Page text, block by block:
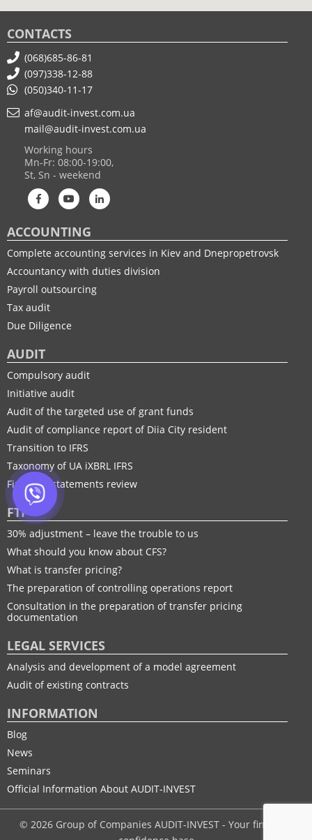
CONTACTS
(068)685-86-81
(097)338-12-88
(050)340-11-17
af@audit-invest.com.ua
mail@audit-invest.com.ua
Working hours
Mn-Fr: 08:00-19:00,
St, Sn - weekend
ACCOUNTING
Complete accounting services in Kiev and Dnepropetrovsk
Accountancy with duties division
Payroll outsourcing
Tax audit
Due Diligence
AUDIT
Compulsory audit
Initiative audit
Audit of the targeted use of grant funds
Audit of compliance report of Diia City resident
Transition to IFRS
Taxonomy of UA іXBRL IFRS
Financial statements review
FTP
30% adjustment – leave the trouble to us
What should you know about CFS?
What is transfer pricing?
The preparation of controlling operations report
Consultation in the preparation of transfer pricing
documentation
LEGAL SERVICES
Analysis and development of a model agreement
Audit of existing contracts
INFORMATION
Blog
News
Seminars
Official Information About AUDIT-INVEST
© 2026 Group of Companies AUDIT-INVEST - Your financial